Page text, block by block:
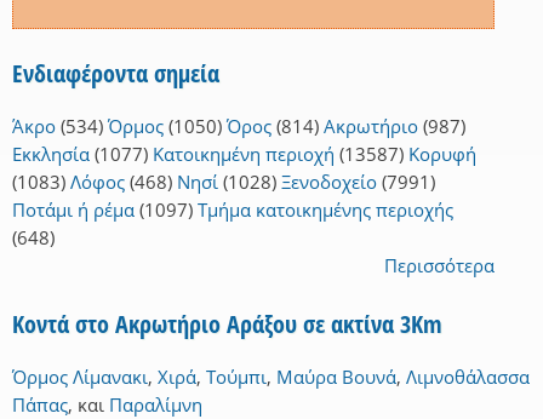
Ενδιαφέροντα σημεία
Άκρο (534) Όρμος (1050) Όρος (814) Ακρωτήριο (987)
Εκκλησία (1077) Κατοικημένη περιοχή (13587) Κορυφή
(1083) Λόφος (468) Νησί (1028) Ξενοδοχείο (7991)
Ποτάμι ή ρέμα (1097) Τμήμα κατοικημένης περιοχής
(648)
Περισσότερα
Κοντά στο Ακρωτήριο Αράξου σε ακτίνα 3Km
Όρμος Λίμανακι, Χιρά, Τούμπι, Μαύρα Βουνά, Λιμνοθάλασσα
Πάπας, και Παραλίμνη